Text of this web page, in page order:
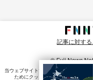
記事に対す
© Fuji News
当ウェブサイトでは、ユーザのニーズ
ためにクッキーを使⽤しています。